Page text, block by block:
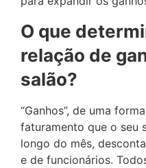
O que
relação de
salão?
“Ganhos”, de uma
faturamento que o seu
longo do mês,
e de funcionários.